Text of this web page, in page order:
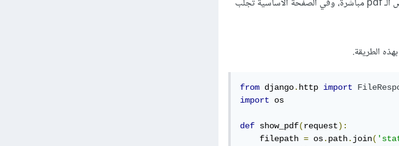
حتى تسطيع عرض الـ pdf في iframe يجب أن تقوم بإنشاء صفحة تعرض الـ pdf مباشرة، وفي الصفحة الاساسية تجلب
from django. http import
import os
def show_pdf(request):
    filepath
= os. path. join(